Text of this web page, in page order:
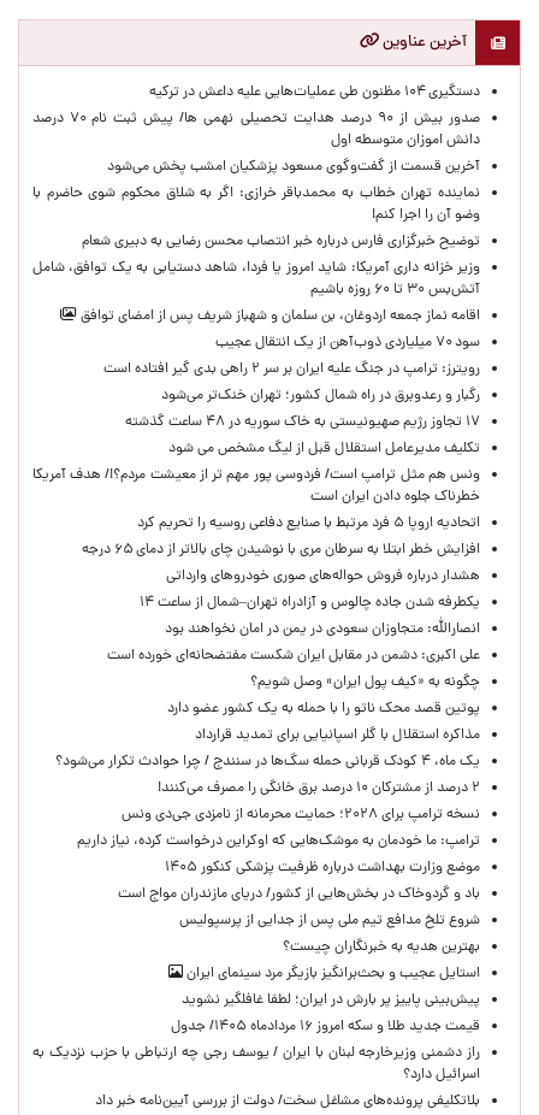
آخرین عناوین
دستگیری ۱۰۴ مظنون طی عملیات‌هایی علیه داعش در ترکیه
صدور بیش از ۹۰ درصد هدایت تحصیلی نهمی ها/ پیش ثبت نام ۷۰ درصد
دانش اموزان متوسطه اول
آخرین قسمت از گفت‌وگوی مسعود پزشکیان امشب پخش می‌شود
نماینده تهران خطاب به محمدباقر خرازی: اگر به شلاق محکوم شوی حاضرم با
وضو آن را اجرا کنم!
توضیح خبرگزاری فارس درباره خبر انتصاب محسن رضایی به دبیری شعام
وزیر خزانه داری آمریکا: شاید امروز یا فردا، شاهد دستیابی به یک توافق، شامل
آتش‌بس ۳۰ تا ۶۰ روزه باشیم
اقامه نماز جمعه اردوغان، بن ‌سلمان و شهباز شریف پس از امضای توافق
سود ۷۰ میلیاردی ذوب‌آهن از یک انتقال عجیب
رویترز: ترامپ در جنگ علیه ایران بر سر ۲ راهی بدی گیر افتاده است
رگبار و رعدوبرق در راه شمال کشور؛ تهران خنک‌تر می‌شود
۱۷ تجاوز رژیم صهیونیستی به خاک سوریه در ۴۸ ساعت گذشته
تکلیف مدیرعامل استقلال قبل از لیگ مشخص می شود
ونس هم مثل ترامپ است/ فردوسی پور مهم تر از معیشت مردم؟!/ هدف آمریکا
خطرناک جلوه دادن ایران است
اتحادیه اروپا ۵ فرد مرتبط با صنایع دفاعی روسیه را تحریم کرد
افزایش خطر ابتلا به سرطان مری با نوشیدن چای بالاتر از دمای ۶۵ درجه
هشدار درباره فروش حواله‌های صوری خودروهای وارداتی
یکطرفه شدن جاده چالوس و آزادراه تهران–شمال از ساعت ۱۴
انصارالله: متجاوزان سعودی در یمن در امان نخواهند بود
علی اکبری: دشمن در مقابل ایران شکست مفتضحانه‌ای خورده است
چگونه به «کیف پول ایران» وصل شویم؟
پوتین قصد محک ناتو را با حمله به یک کشور عضو دارد
مذاکره استقلال با گلر اسپانیایی برای تمدید قرارداد
یک ماه، ۴ کودک قربانی حمله سگ‌ها در سنندج / چرا حوادث تکرار می‌شود؟
۲ درصد از مشترکان ۱۰ درصد برق خانگی را مصرف می‌کنند!
نسخه ترامپ برای ۲۰۲۸؛ حمایت محرمانه از نامزدی جی‌دی ونس
ترامپ: ما خودمان به موشک‌هایی که اوکراین درخواست کرده، نیاز داریم
موضع وزارت بهداشت درباره ظرفیت پزشکی کنکور ۱۴۰۵
باد و گردوخاک در بخش‌هایی از کشور/ دریای مازندران مواج است
شروع تلخ مدافع تیم ملی پس از جدایی از پرسپولیس
بهترین هدیه به خبرنگاران چیست؟
استایل عجیب و بحث‌برانگیز بازیگر مرد سینمای ایران
پیش‌بینی پاییز پر بارش در ایران؛ لطفا غافلگیر نشوید
قیمت جدید طلا و سکه امروز ۱۶ مردادماه ۱۴۰۵/ جدول
راز دشمنی وزیرخارجه لبنان با ایران / یوسف رجی چه ارتباطی با حزب نزدیک به
اسرائیل دارد؟
بلاتکلیفی پرونده‌های مشاغل سخت/ دولت از بررسی آیین‌نامه خبر داد